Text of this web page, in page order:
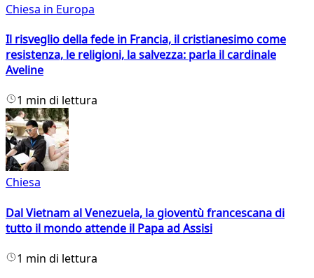
Chiesa in Europa
Il risveglio della fede in Francia, il cristianesimo come
resistenza, le religioni, la salvezza: parla il cardinale
Aveline
1 min di lettura
Chiesa
Dal Vietnam al Venezuela, la gioventù francescana di
tutto il mondo attende il Papa ad Assisi
1 min di lettura